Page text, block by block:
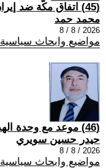
(45) اتفاق مكّة ضد إيران ام ضد اسرائيل؟
محمد حمد
2026 / 8 / 8
مواضيع وابحاث سياسية
(46) موعد مع وحدة الهدف: العراق هَمُّنا
حيدر حسين سويري
2026 / 8 / 8
مواضيع وابحاث سياسية